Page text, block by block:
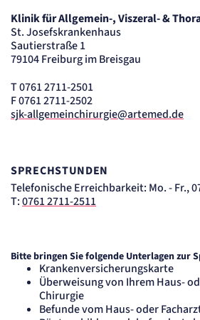
Klinik für Allgemein-, Viszeral- &
St. Josefskrankenhaus
Sautierstraße 1
79104 Freiburg im Breisgau
T 0761 2711-2501
F 0761 2711-2502
sjk-allgemeinchirurgie@artemed.de
SPRECHSTUNDEN
Telefonische Erreichbarkeit: Mo. - Fr.,
T:0761 2711-2511
Bitte bringen Sie folgende Unterlagen zur
Krankenversicherungskarte
Überweisung von Ihrem Haus-
Chirurgie
Befunde vom Haus- oder
Zweck:
Cookie Erkennung
Cookie Laufzeit:
2 Jahre
Name:
et_allow_cookies
Es erlaubt eTracker Cookies zu setzen.
Cookie Laufzeit:
480 Tage
Name:
isSdEnabled
Anbieter:
etracker GmbH
Zweck:
Erkennung, ob bei dem Besucher die Scrolltiefe gemessen